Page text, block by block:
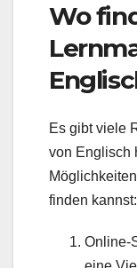
Wo
Es gibt viele
von Englisch
finden kannst:
Online-